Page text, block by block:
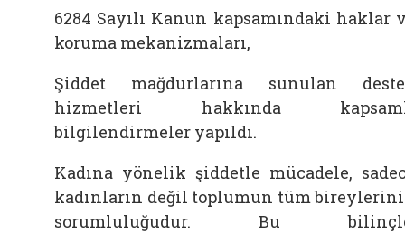
6284 Sayılı Kanun kapsamındaki haklar
koruma mekanizmaları,
Şiddet mağdurlarına sunulan
hizmetleri hakkında
bilgilendirmeler yapıldı.
Kadına yönelik şiddetle mücadele,
kadınların değil toplumun tüm
sorumluluğudur. Bu